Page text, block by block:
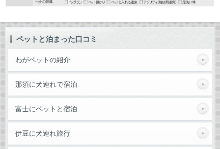
ペットと泊まった口コミ
わがペットの紹介
那須に犬連れで宿泊
富士にペットと宿泊
伊豆に犬連れ旅行